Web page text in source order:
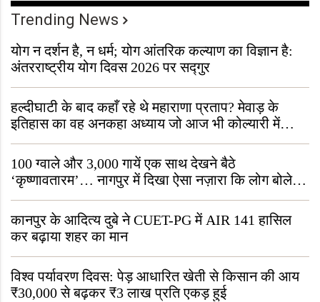
Trending News
योग न दर्शन है, न धर्म; योग आंतरिक कल्याण का विज्ञान है:
अंतरराष्ट्रीय योग दिवस 2026 पर सद्गुर
हल्दीघाटी के बाद कहाँ रहे थे महाराणा प्रताप? मेवाड़ के
इतिहास का वह अनकहा अध्याय जो आज भी कोल्यारी में
जीवित है
100 ग्वाले और 3,000 गायें एक साथ देखने बैठे
‘कृष्णावतारम’… नागपुर में दिखा ऐसा नज़ारा कि लोग बोले,
“ऐसा तो सिर्फ़ कृष्ण ही कर सकते हैं”
कानपुर के आदित्य दुबे ने CUET-PG में AIR 141 हासिल
कर बढ़ाया शहर का मान
विश्व पर्यावरण दिवस: पेड़ आधारित खेती से किसान की आय
₹30,000 से बढ़कर ₹3 लाख प्रति एकड़ हुई